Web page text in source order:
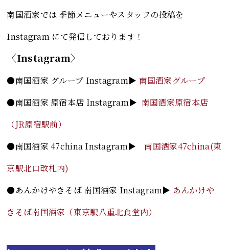
南国酒家では 季節メニューやスタッフの投稿を
Instagram にて発信しております！
〈Instagram〉
●南国酒家 グループ Instagram▶ 南国酒家グループ
●南国酒家 原宿本店 Instagram▶ 南国酒家原宿本店
（JR原宿駅前）
●南国酒家 47china Instagram▶
南国酒家47china(東
京駅北口改札内)
●あんかけやきそば 南国酒家 Instagram▶ あんかけや
きそば南国酒家（東京駅八重北食堂内）